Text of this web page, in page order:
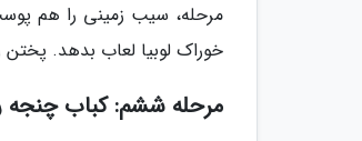
مرحله، سیب زمینی را هم
خوراک لوبیا لعاب بدهد. پختن
مرحله ششم: کباب چنجه